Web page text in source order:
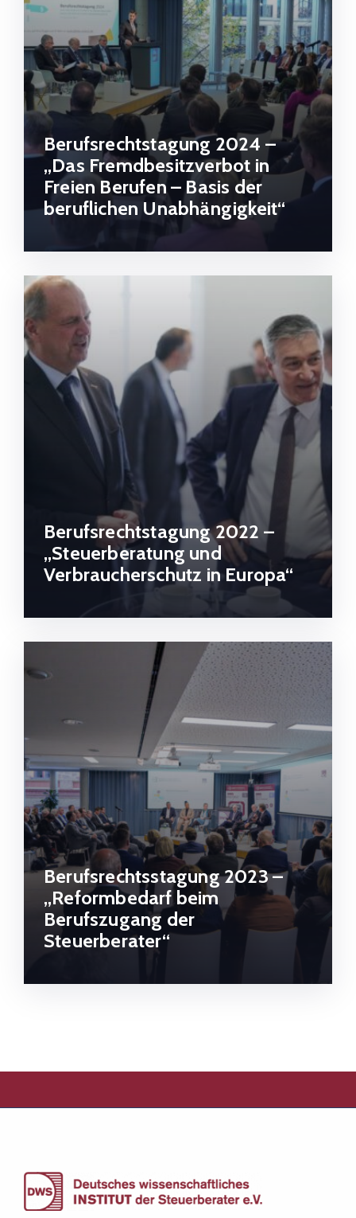
Berufsrechtstagung 2024 –
„Das Fremdbesitzverbot in
Freien Berufen – Basis der
beruflichen Unabhängigkeit“
Berufsrechtstagung 2022 –
„Steuerberatung und
Verbraucherschutz in Europa“
Berufsrechtsstagung 2023 –
„Reformbedarf beim
Berufszugang der
Steuerberater“